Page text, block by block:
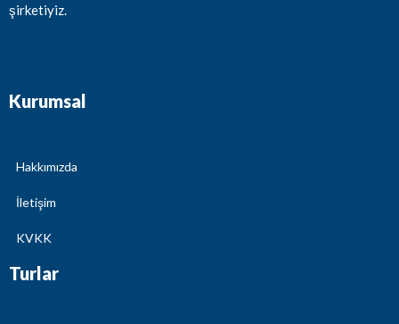
şirketiyiz.
Kurumsal
Hakkımızda
İletişim
KVKK
Turlar